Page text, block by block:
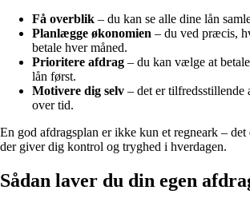
Få overblik – du kan se alle dine lån
Planlægge økonomien – du ved præcis,
betale hver måned.
Prioritere afdrag – du kan vælge at
lån først.
Motivere dig selv – det er tilfredsstillende
over tid.
En god afdragsplan er ikke kun et regneark –
der giver dig kontrol og tryghed i hverdagen.
Sådan laver du din egen